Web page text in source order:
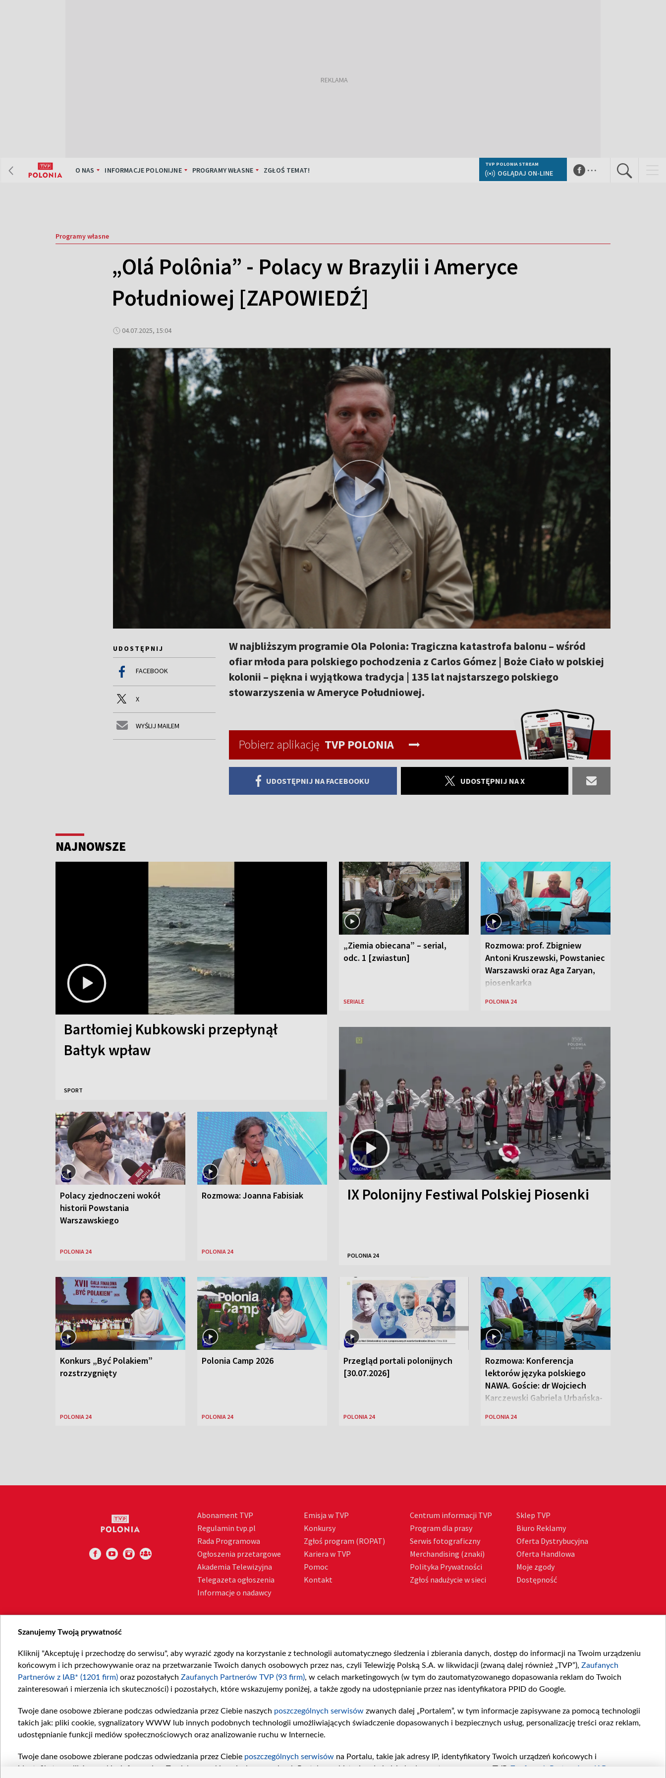
O NAS INFORMACJE POLONIJNE PROGRAMY WŁASNE ZGŁOŚ TEMAT!
TVP POLONIA STREAM
OGLĄDAJ ON-LINE ...
Programy własne
„Olá Polônia” - Polacy w Brazylii i Ameryce
Południowej [ZAPOWIEDŹ]
04.07.2025, 15:04
UDOSTĘPNIJ
FACEBOOK
X
WYŚLIJ MAILEM
W najbliższym programie Ola Polonia: Tragiczna katastrofa balonu – wśród
ofiar młoda para polskiego pochodzenia z Carlos Gómez | Boże Ciało w polskiej
kolonii – piękna i wyjątkowa tradycja | 135 lat najstarszego polskiego
stowarzyszenia w Ameryce Południowej.
Pobierz aplikację TVP POLONIA
UDOSTĘPNIJ NA FACEBOOKU UDOSTĘPNIJ NA X
NAJNOWSZE
Bartłomiej Kubkowski przepłynął
Bałtyk wpław
SPORT
„Ziemia obiecana” – serial,
odc. 1 [zwiastun]
SERIALE
Rozmowa: prof. Zbigniew
Antoni Kruszewski, Powstaniec
Warszawski oraz Aga Zaryan,
piosenkarka
POLONIA 24
Polacy zjednoczeni wokół
historii Powstania
Warszawskiego
POLONIA 24
Rozmowa: Joanna Fabisiak
POLONIA 24
IX Polonijny Festiwal Polskiej Piosenki
POLONIA 24
Konkurs „Być Polakiem”
rozstrzygnięty
POLONIA 24
Polonia Camp 2026
POLONIA 24
Przegląd portali polonijnych
[30.07.2026]
POLONIA 24
Rozmowa: Konferencja
lektorów języka polskiego
NAWA. Goście: dr Wojciech
Karczewski Gabriela Urbańska-
POLONIA 24
Abonament TVP
Regulamin tvp.pl
Rada Programowa
Ogłoszenia przetargowe
Akademia Telewizyjna
Telegazeta ogłoszenia
Informacje o nadawcy
Emisja w TVP
Konkursy
Zgłoś program (ROPAT)
Kariera w TVP
Pomoc
Kontakt
Centrum informacji TVP
Program dla prasy
Serwis fotograficzny
Merchandising (znaki)
Polityka Prywatności
Zgłoś nadużycie w sieci
Sklep TVP
Biuro Reklamy
Oferta Dystrybucyjna
Oferta Handlowa
Moje zgody
Dostępność
Szanujemy Twoją prywatność
Kliknij "Akceptuję i przechodzę do serwisu", aby wyrazić zgody na korzystanie z technologii automatycznego śledzenia i zbierania danych, dostęp do informacji na Twoim urządzeniu
końcowym i ich przechowywanie oraz na przetwarzanie Twoich danych osobowych przez nas, czyli Telewizję Polską S.A. w likwidacji (zwaną dalej również „TVP”), Zaufanych
Partnerów z IAB* (1201 firm) oraz pozostałych Zaufanych Partnerów TVP (93 firm), w celach marketingowych (w tym do zautomatyzowanego dopasowania reklam do Twoich
zainteresowań i mierzenia ich skuteczności) i pozostałych, które wskazujemy poniżej, a także zgody na udostępnianie przez nas identyfikatora PPID do Google.
Twoje dane osobowe zbierane podczas odwiedzania przez Ciebie naszych poszczególnych serwisów zwanych dalej „Portalem”, w tym informacje zapisywane za pomocą technologii
takich jak: pliki cookie, sygnalizatory WWW lub innych podobnych technologii umożliwiających świadczenie dopasowanych i bezpiecznych usług, personalizację treści oraz reklam,
udostępnianie funkcji mediów społecznościowych oraz analizowanie ruchu w Internecie.
Twoje dane osobowe zbierane podczas odwiedzania przez Ciebie poszczególnych serwisów na Portalu, takie jak adresy IP, identyfikatory Twoich urządzeń końcowych i
identyfikatory plików cookie, informacje o Twoich wyszukiwaniach w serwisach Portalu czy historia odwiedzin będą przetwarzane przez TVP, Zaufanych Partnerów z IAB